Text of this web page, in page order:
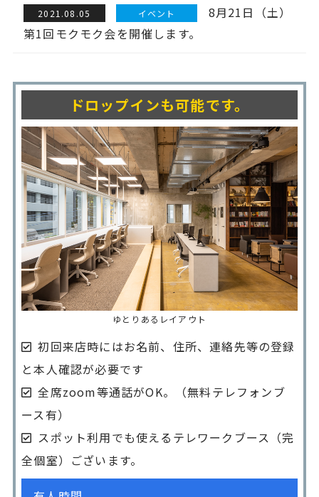
2021.08.05 イベント
8月21日（土）
第1回モクモク会を開催します。
ドロップインも可能です。
ゆとりあるレイアウト
初回来店時にはお名前、住所、連絡先等の登録
と本人確認が必要です
全席zoom等通話がOK。（無料テレフォンブ
ース有）
スポット利用でも使えるテレワークブース（完
全個室）ございます。